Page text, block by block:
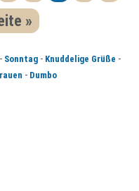
»
- Sonntag- Knuddelige Grüße -
- Dumbo